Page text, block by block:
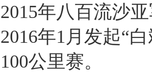
2015年八百流沙
2016年1月发起“
100公里赛。